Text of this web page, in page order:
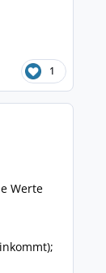
1
Werte